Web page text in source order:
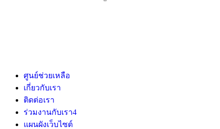
ศูนย์ช่วยเหลือ
เกี่ยวกับเรา
ติดต่อเรา
ร่วมงานกับเรา4
แผนผังเว็บไซต์